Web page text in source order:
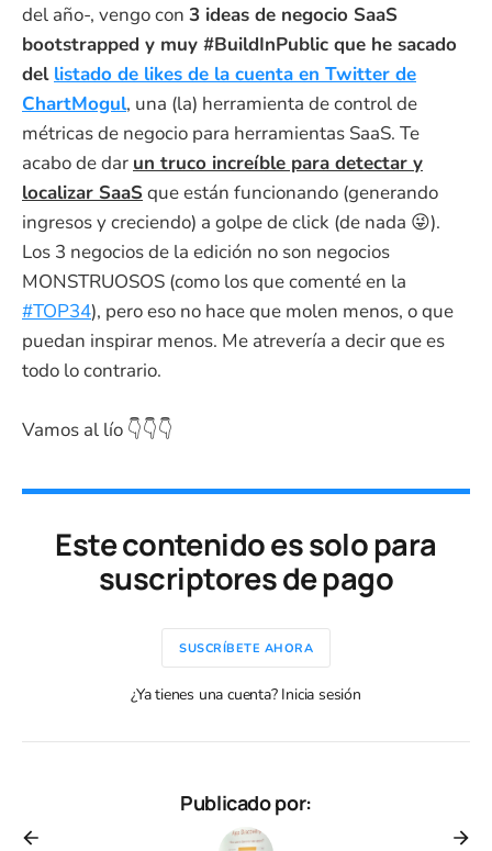
del año-, vengo con 3 ideas de negocio SaaS
bootstrapped y muy #BuildInPublic que he sacado
del listado de likes de la cuenta en Twitter de
ChartMogul, una (la) herramienta de control de
métricas de negocio para herramientas SaaS. Te
acabo de dar un truco increíble para detectar y
localizar SaaSque están funcionando (generando
ingresos y creciendo) a golpe de click (de nada 😜).
Los 3 negocios de la edición no son negocios
MONSTRUOSOS (como los que comenté en la
#TOP34), pero eso no hace que molen menos, o que
puedan inspirar menos. Me atrevería a decir que es
todo lo contrario.
Vamos al lío 👇👇👇
Este contenido es solo para
suscriptores de pago
SUSCRÍBETE AHORA
¿Ya tienes una cuenta? Inicia sesión
Publicado por: